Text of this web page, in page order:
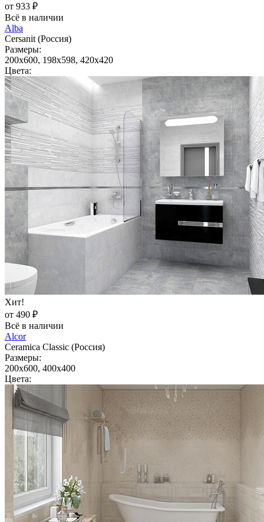
от 933 ₽
Всё в наличии
Alba
Cersanit (Россия)
Размеры:
200x600, 198x598, 420x420
Цвета:
Хит!
от 490 ₽
Всё в наличии
Alcor
Ceramica Classic (Россия)
Размеры:
200x600, 400x400
Цвета: